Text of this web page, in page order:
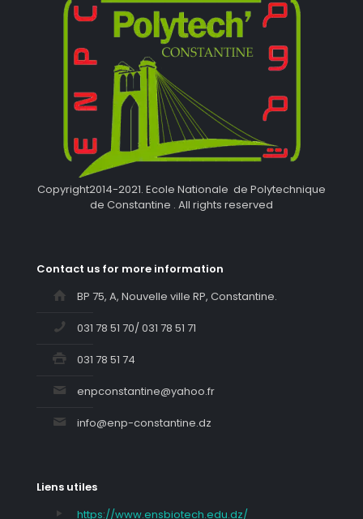
Copyright2014-2021. Ecole Nationale de Polytechnique
de Constantine . All rights reserved
Contact us for more information
BP 75, A, Nouvelle ville RP, Constantine.
031 78 51 70/ 031 78 51 71
031 78 51 74
enpconstantine@yahoo.fr
info@enp-constantine.dz
Liens utiles
https://www.ensbiotech.edu.dz/